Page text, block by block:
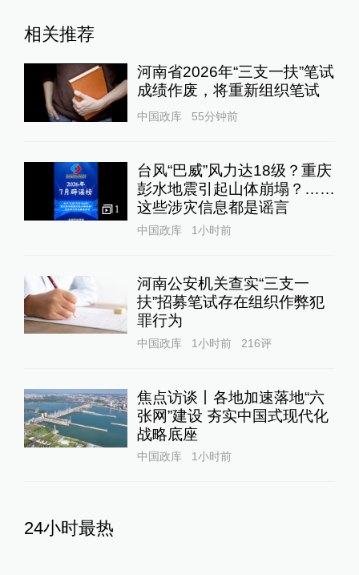
相关推荐
河南省2026年“三支一扶”笔试
成绩作废，将重新组织笔试
中国政库 55分钟前
1
台风“巴威”风力达18级？重庆
彭水地震引起山体崩塌？……
这些涉灾信息都是谣言
中国政库 1小时前
河南公安机关查实“三支一
扶”招募笔试存在组织作弊犯
罪行为
中国政库 1小时前 216评
焦点访谈丨各地加速落地“六
张网”建设 夯实中国式现代化
战略底座
中国政库 1小时前
24小时最热